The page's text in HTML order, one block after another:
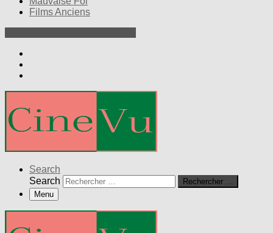
Films Anciens
Search
Search
Rechercher …
Menu